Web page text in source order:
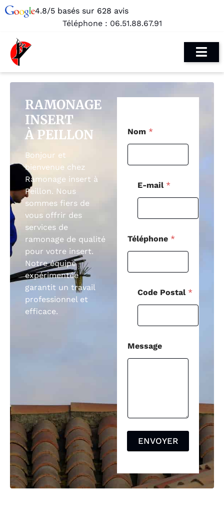
4.8/5 basés sur 628 avis
Téléphone : 06.51.88.67.91
RAMONAGE
INSERT
À PEILLON
Bonjour et
bienvenue chez
Ramonage insert à
Peillon. Nous
sommes fiers de
vous offrir des
services de
ramonage de qualité
pour votre insert.
Notre équipe
expérimentée
garantit un travail
professionnel et
efficace.
Nom *
E-mail *
Téléphone *
Code Postal *
Message
ENVOYER